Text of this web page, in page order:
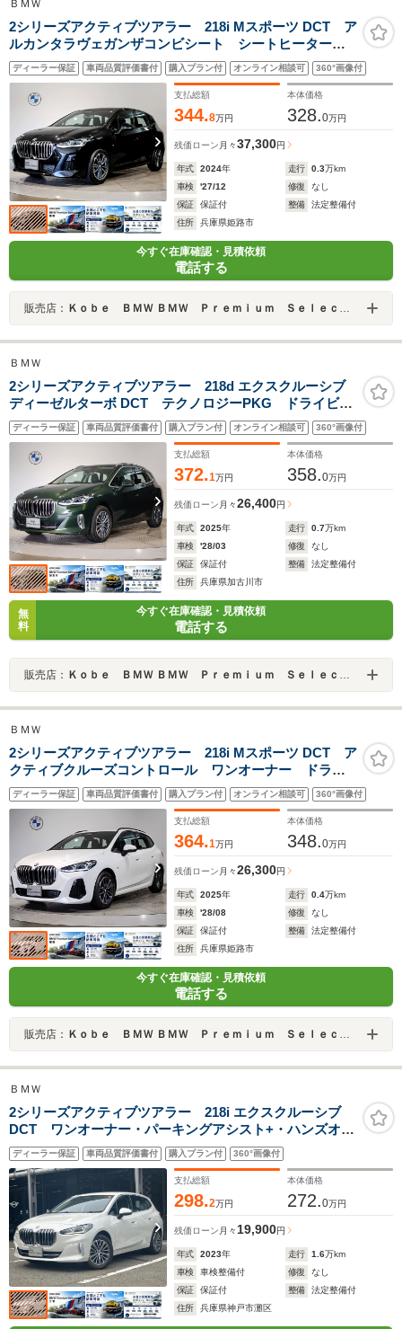
ＢＭＷ
2シリーズアクティブツアラー 218i Mスポーツ DCT ア
ルカンタラヴェガンザコンビシート シートヒーター
ハンドルヒーター アンビエントライト アップルカー
プレイ ヘッドアップディスプレイ 全方位カメラ テ
クノロジーPKG電動トランク(キックオープン付き)
ディーラー保証 車両品質評価書付 購入プラン付 オンライン相談可 360°画像付
支払総額
344.8万円
本体価格
328.0万円
残価ローン 月々37,300円
年式 2024年 走行 0.3万km
車検
'27/12 修復
なし
保証
保証付 整備
法定整備付
住所
兵庫県姫路市
今すぐ在庫確認・見積依頼
電話する
販売店： Ｋｏｂｅ ＢＭＷ ＢＭＷ Ｐｒｅｍｉｕｍ Ｓｅｌｅｃｔｉｏｎ 姫路
ＢＭＷ
2シリーズアクティブツアラー 218d エクスクルーシブ
ディーゼルターボ DCT テクノロジーPKG ドライビン
グ・アシスト・プラス ACC ブラックレザーシート
全方位カメラ アップディスプレイ ヘッドアップディ
スプレイ 17AW 電動リアゲート 電動シート パーキ
ングアシストプラス
ディーラー保証 車両品質評価書付 購入プラン付 オンライン相談可 360°画像付
支払総額
372.1万円
本体価格
358.0万円
残価ローン 月々26,400円
年式 2025年 走行 0.7万km
車検
'28/03 修復
なし
保証
保証付 整備
法定整備付
住所
兵庫県加古川市
無
料
今すぐ在庫確認・見積依頼
電話する
販売店： Ｋｏｂｅ ＢＭＷ ＢＭＷ Ｐｒｅｍｉｕｍ Ｓｅｌｅｃｔｉｏｎ 加古川
ＢＭＷ
2シリーズアクティブツアラー 218i Mスポーツ DCT ア
クティブクルーズコントロール ワンオーナー ドライ
ビングアシストプラス アルカンターラヴェガンザコン
ビシート 電動トランク アンビエントライト パーキ
ングアシスト ミラー内蔵ETC 禁煙車
ディーラー保証 車両品質評価書付 購入プラン付 オンライン相談可 360°画像付
支払総額
364.1万円
本体価格
348.0万円
残価ローン 月々26,300円
年式 2025年 走行 0.4万km
車検
'28/08 修復
なし
保証
保証付 整備
法定整備付
住所
兵庫県姫路市
今すぐ在庫確認・見積依頼
電話する
販売店： Ｋｏｂｅ ＢＭＷ ＢＭＷ Ｐｒｅｍｉｕｍ Ｓｅｌｅｃｔｉｏｎ 姫路
ＢＭＷ
2シリーズアクティブツアラー 218i エクスクルーシブ
DCT ワンオーナー・パーキングアシスト+・ハンズオフ
ACC・360度カメラ・ヘッドアップディスプレイ・シート
ヒーター・AppleCarPlay・内蔵ドラレコ・パワーシー
ト・電動リアゲート・17インチAW・ETC・禁煙車
ディーラー保証 車両品質評価書付 購入プラン付 360°画像付
支払総額
298.2万円
本体価格
272.0万円
残価ローン 月々 19,900円
年式 2023年 走行 1.6万km
車検
車検整備付 修復
なし
保証
保証付 整備
法定整備付
住所
兵庫県神戸市灘区